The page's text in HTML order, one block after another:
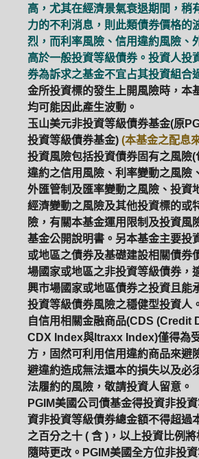
高，尤其在經濟景氣衰退期間，稍
力的不利消息，則此類債券價格的
烈，而利率風險、信用違約風險、
高於一般投資等級債券。投資人投
券為訴求之基金不宜占其投資組合
金所投資標的發生上開風險時，本
均可能因此產生波動。
玉山美元非投資等級債券基金(原
投資等級債券基金) (本基金之配息
投資風險包括投資債券固有之風險(
違約之信用風險、利率變動之風險
外匯管制及匯率變動之風險、投資
經濟變動之風險及其他投資標的或
險，有關本基金運用限制及投資風
基金公開說明書。另本基金主要投
或地區之債券及基礎建設相關債券
場國家或地區之非投資等級債券，
興市場國家或地區債券之投資且能
投資等級債券風險之穩健型投資人
自信用相關金融商品(CDS (Credit
CDX Index與Itraxx Index)僅得為
方，固然可利用信用違約商品來避
避違約造成無法還本的損失以及必
法履約的風險，敬請投資人留意。
PGIM美國公司債基金得投資非投
資非投資等級債券總金額不得超過
之百分之十 ( 含 )，以上投資比例
隨時更改。PGIM美國全方位非投